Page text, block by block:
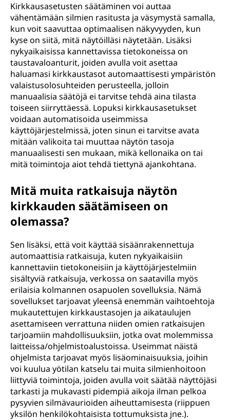
Kirkkausasetusten säätäminen voi auttaa
vähentämään silmien rasitusta ja väsymystä samalla,
kun voit saavuttaa optimaalisen näkyvyyden, kun
kyse on siitä, mitä näytöilläsi näytetään. Lisäksi
nykyaikaisissa kannettavissa tietokoneissa on
taustavaloanturit, joiden avulla voit asettaa
haluamasi kirkkaustasot automaattisesti ympäristön
valaistusolosuhteiden perusteella, jolloin
manuaalisia säätöjä ei tarvitse tehdä aina tilasta
toiseen siirryttäessä. Lopuksi kirkkausasetukset
voidaan automatisoida useimmissa
käyttöjärjestelmissä, joten sinun ei tarvitse avata
mitään valikoita tai muuttaa näytön tasoja
manuaalisesti sen mukaan, mikä kellonaika on tai
mitä toimintoja aiot tehdä tiettynä ajankohtana.
Mitä muita ratkaisuja näytön
kirkkauden säätämiseen on
olemassa?
Sen lisäksi, että voit käyttää sisäänrakennettuja
automaattisia ratkaisuja, kuten nykyaikaisiin
kannettaviin tietokoneisiin ja käyttöjärjestelmiin
sisältyviä ratkaisuja, verkossa on saatavilla myös
erilaisia kolmannen osapuolen sovelluksia. Nämä
sovellukset tarjoavat yleensä enemmän vaihtoehtoja
mukautettujen kirkkaustasojen ja aikataulujen
asettamiseen verrattuna niiden omien ratkaisujen
tarjoamiin mahdollisuuksiin, jotka ovat molemmissa
laitteissa/ohjelmistoalustoissa. Useimmat näistä
ohjelmista tarjoavat myös lisäominaisuuksia, joihin
voi kuulua yötilan katselu tai muita silmienhoitoon
liittyviä toimintoja, joiden avulla voit säätää näyttöjäsi
tarkasti ja mukavasti pidempiä aikoja ilman pelkoa
pysyvien silmävaurioiden aiheuttamisesta (riippuen
yksilön henkilökohtaisista tottumuksista jne.).